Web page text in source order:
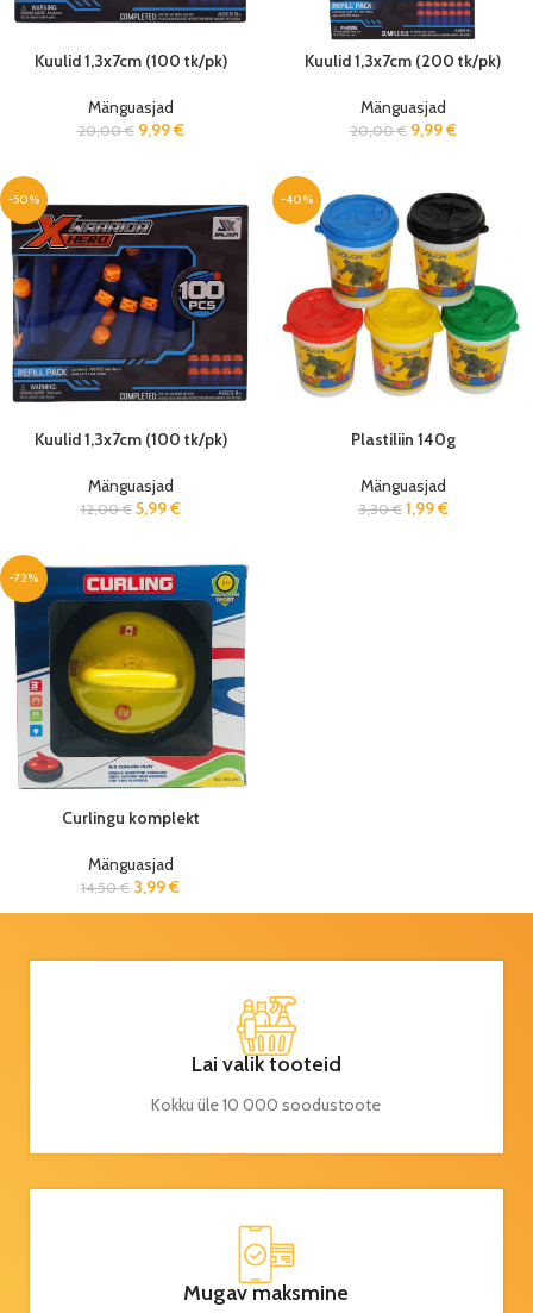
Kuulid 1,3x7cm (100 tk/pk)
Mänguasjad
20,00€ 9,99€
Kuulid 1,3x7cm (200 tk/pk)
Mänguasjad
20,00€ 9,99€
-50%
Kuulid 1,3x7cm (100 tk/pk)
Mänguasjad
12,00€ 5,99€
-40%
Plastiliin 140g
Mänguasjad
3,30€ 1,99€
-72%
Curlingu komplekt
Mänguasjad
14,50€ 3,99€
Lai valik tooteid
Kokku üle 10 000 soodustoote
Mugav maksmine